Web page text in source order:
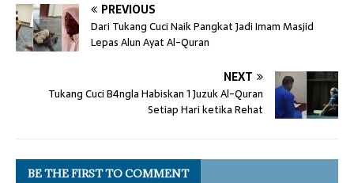
PREVIOUS
Dari Tukang Cuci Naik Pangkat Jadi Imam Masjid
Lepas Alun Ayat Al-Quran
NEXT
Tukang Cuci B4ngla Habiskan 1 Juzuk Al-Quran
Setiap Hari ketika Rehat
BE THE FIRST TO COMMENT